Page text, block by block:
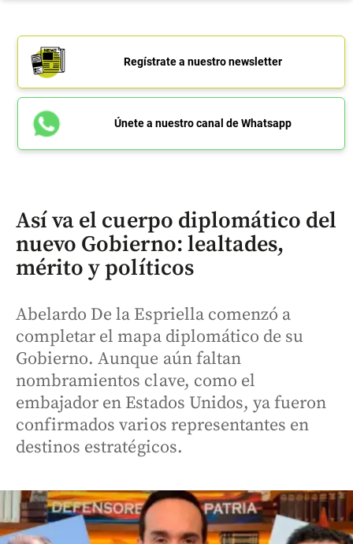
Regístrate a nuestro newsletter
Únete a nuestro canal de Whatsapp
Así va el cuerpo diplomático del
nuevo Gobierno: lealtades,
mérito y políticos
Abelardo De la Espriella comenzó a
completar el mapa diplomático de su
Gobierno. Aunque aún faltan
nombramientos clave, como el
embajador en Estados Unidos, ya fueron
confirmados varios representantes en
destinos estratégicos.